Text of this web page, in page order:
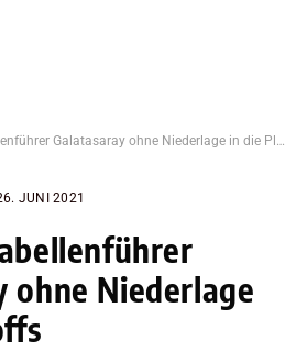
Galatasaray ohne Niederlage in die Playoffs
JUNI 2021
ohne Niederlage